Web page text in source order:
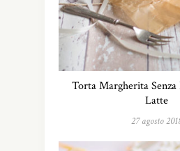
Torta Margherita Senza
Latte
27 agosto